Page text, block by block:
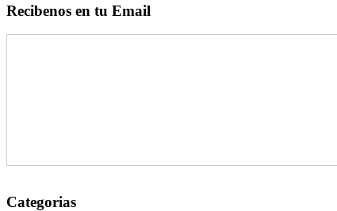
Recibenos en tu Email
Categorias